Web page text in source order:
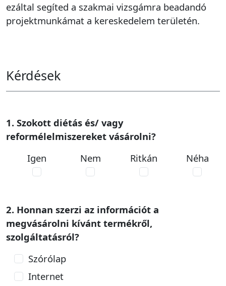
ezáltal segíted a szakmai vizsgámra beadandó
projektmunkámat a kereskedelem területén.
Kérdések
1. Szokott diétás és/ vagy
reformélelmiszereket vásárolni?
Igen
Nem Ritkán Néha
2. Honnan szerzi az információt a
megvásárolni kívánt termékről,
szolgáltatásról?
Szórólap
Internet